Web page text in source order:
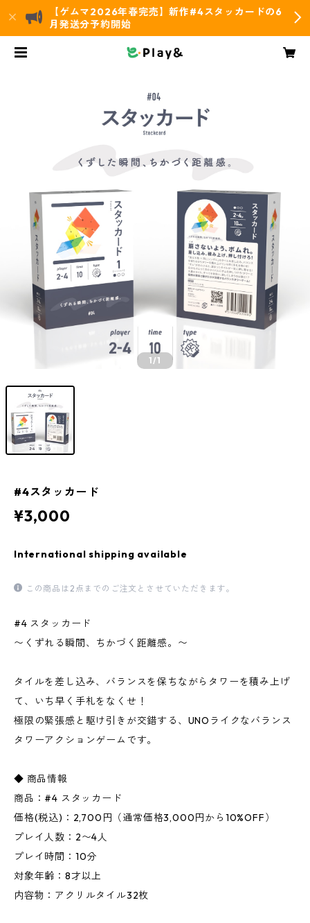
【ゲムマ2026年春完売】新作#4スタッカードの6
月発送分予約開始
1/1
#4スタッカード
¥3,000
International shipping available
この商品は2点までのご注文とさせていただきます。
#4 スタッカード
〜くずれる瞬間、ちかづく距離感。〜
タイルを差し込み、バランスを保ちながらタワーを積み上げ
て、いち早く手札をなくせ！
極限の緊張感と駆け引きが交錯する、UNOライクなバランス
タワーアクションゲームです。
◆ 商品情報
商品：#4 スタッカード
価格(税込)：2,700円（通常価格3,000円から10%OFF）
プレイ人数：2〜4人
プレイ時間：10分
対象年齢：8才以上
内容物：アクリルタイル32枚